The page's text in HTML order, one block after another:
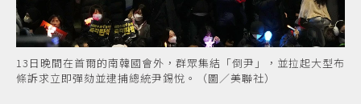
13日晚間在首爾的南韓國會外，群眾集結「倒尹」，並拉起大型布
條訴求立即彈劾並逮捕總統尹錫悅。（圖／美聯社）